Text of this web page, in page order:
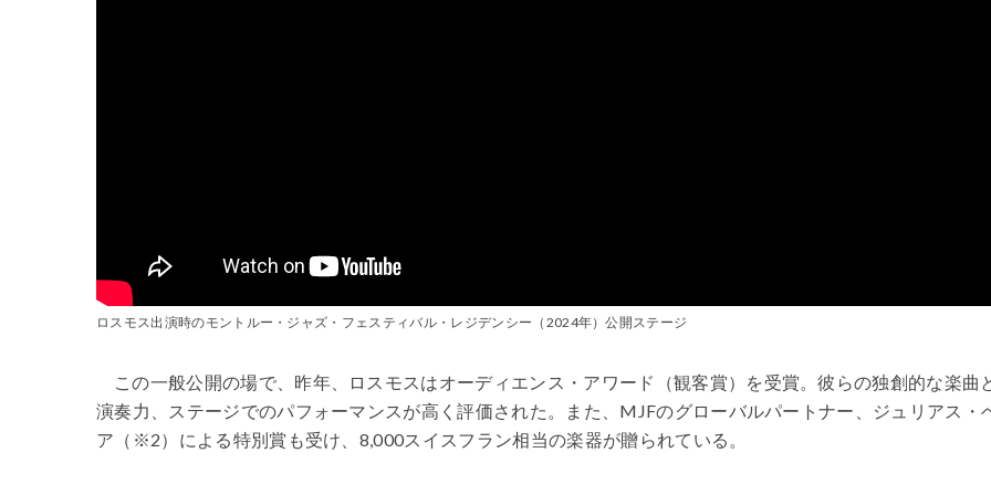
ロスモス出演時のモントルー・ジャズ・フェスティバル・レジデンシー（2024年）公開ステージ
この一般公開の場で、昨年、ロスモスはオーディエンス・アワード（観客賞）を受賞。彼らの独創的な楽曲
演奏力、ステージでのパフォーマンスが高く評価された。また、MJFのグローバルパートナー、ジュリアス・
ア（※2）による特別賞も受け、8,000スイスフラン相当の楽器が贈られている。